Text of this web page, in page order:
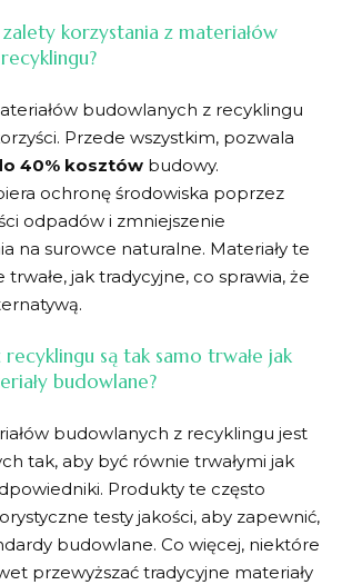
‌zalety korzystania z ‌materiałów⁣
budowlanych z ⁢recyklingu
Przede wszystkim, pozwala
40% kosztów budowy.
ochronę środowiska poprzez
odpadów i zmniejszenie
⁢na surowce⁤ naturalne. Materiały te
trwałe, jak ⁤tradycyjne, co sprawia, ‍że​
recyklingu⁤ są tak samo trwałe ⁣jak
budowlane?
budowlanych z recyklingu ⁢jest
tak, aby ⁣być równie⁣ trwałymi jak
Produkty te często‍
testy jakości, ​aby zapewnić,
budowlane. Co⁤ więcej, ‍niektóre‍
przewyższać tradycyjne ‌materiały